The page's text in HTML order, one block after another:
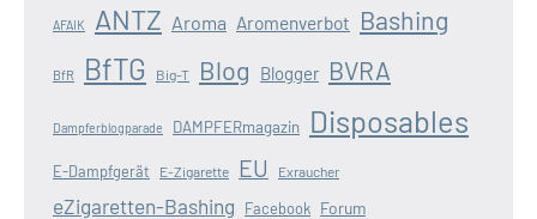
AFAIK ANTZ Aroma Aromenverbot Bashing
BfR BfTG Big-T Blog Blogger BVRA
Dampferblogparade DAMPFERmagazin Disposables
E-Dampfgerät E-Zigarette EU Exraucher
eZigaretten-Bashing Facebook Forum